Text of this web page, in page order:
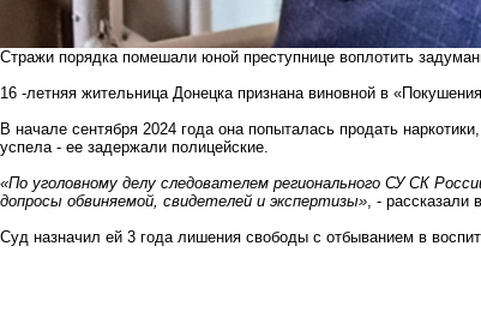
Стражи порядка помешали юной преступнице воплотить
16 -летняя жительница Донецка признана виновной в
В начале сентября 2024 года она попыталась продать
успела - ее задержали полицейские.
«По уголовному делу следователем регионального СУ СК
допросы обвиняемой, свидетелей и экспертизы», - рассказали
Суд назначил ей 3 года лишения свободы с отбыванием в